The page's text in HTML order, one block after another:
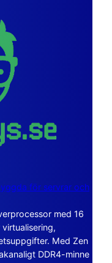
för servrar och
med 16
Med Zen
DDR4-minne